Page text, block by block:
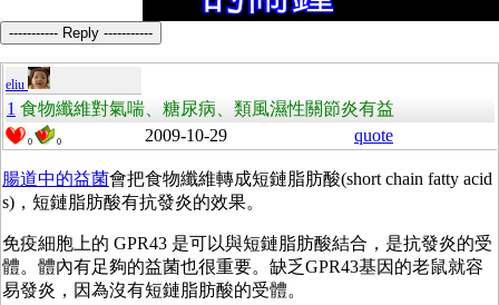
----------- Reply -----------
eliu
1 食物纖維對氣喘、糖尿病、類風濕性關節炎有益
0 0 2009-10-29 quote
腸道中的益菌會把食物纖維轉成短鏈脂肪酸(short chain fatty acid
s)，短鏈脂肪酸有抗發炎的效果。
免疫細胞上的 GPR43 是可以與短鏈脂肪酸結合，是抗發炎的受
體。體內有足夠的益菌也很重要。缺乏GPR43基因的老鼠就容
易發炎，因為沒有短鏈脂肪酸的受體。